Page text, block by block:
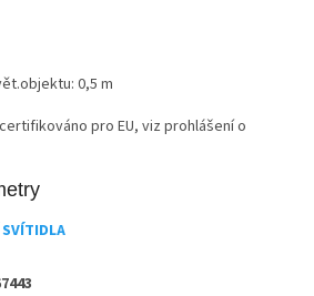
0,5 m
pro EU, viz prohlášení o